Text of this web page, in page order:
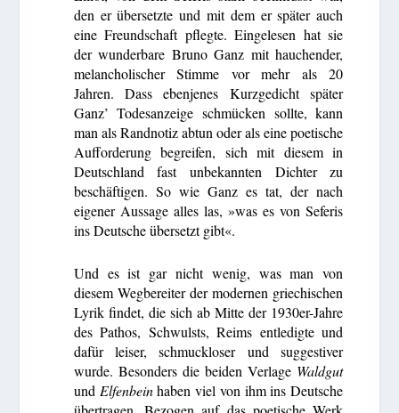
den er übersetzte und mit dem er später auch
eine Freundschaft pflegte. Eingelesen hat sie
der wunderbare Bruno Ganz mit hauchender,
melancholischer Stimme vor mehr als 20
Jahren. Dass ebenjenes Kurzgedicht später
Ganz’ Todesanzeige schmücken sollte, kann
man als Randnotiz abtun oder als eine poetische
Aufforderung begreifen, sich mit diesem in
Deutschland fast unbekannten Dichter zu
beschäftigen. So wie Ganz es tat, der nach
eigener Aussage alles las, »was es von Seferis
ins Deutsche übersetzt gibt«.
Und es ist gar nicht wenig, was man von
diesem Wegbereiter der modernen griechischen
Lyrik findet, die sich ab Mitte der 1930er-Jahre
des Pathos, Schwulsts, Reims entledigte und
dafür leiser, schmuckloser und suggestiver
wurde. Besonders die beiden Verlage Waldgut
und Elfenbeinhaben viel von ihm ins Deutsche